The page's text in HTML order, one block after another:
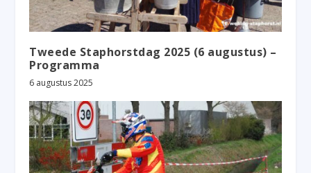
Tweede Staphorstdag 2025 (6 augustus) –
Programma
6 augustus 2025